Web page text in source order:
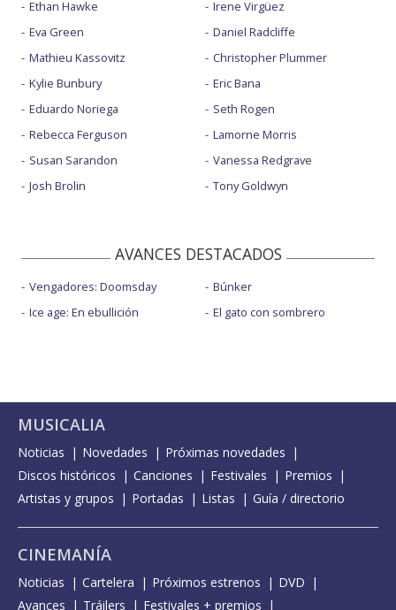
Ethan Hawke
Eva Green
Mathieu Kassovitz
Kylie Bunbury
Eduardo Noriega
Rebecca Ferguson
Susan Sarandon
Josh Brolin
Irene Virgüez
Daniel Radcliffe
Christopher Plummer
Eric Bana
Seth Rogen
Lamorne Morris
Vanessa Redgrave
Tony Goldwyn
AVANCES DESTACADOS
Vengadores: Doomsday
Ice age: En ebullición
Búnker
El gato con sombrero
MUSICALIA
Noticias Novedades
Próximas novedades
Discos históricos
Canciones Festivales
Premios
Artistas y grupos
Portadas Listas Guía / directorio
CINEMANÍA
Noticias Cartelera Próximos estrenos
DVD
Avances
Tráilers Festivales + premios